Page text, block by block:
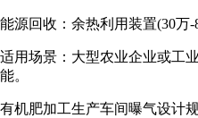
能源回收：余热利用装置(30万-
适用场景：大型农业企业或工
能。
有机肥加工生产车间曝气设计